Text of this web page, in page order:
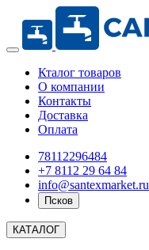
Кталог товаров
О компании
Контакты
Доставка
Оплата
78112296484
+7 8112 29 64 84
info@santexmarket.ru
Псков
КАТАЛОГ